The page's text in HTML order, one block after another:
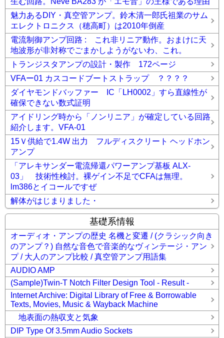
魅力あるDIY・真空管アンプ。鈴木清一郎氏祖業のサム
エレクトロニクス（穂高町）は2010年倒産
電流制御アンプ回路 : これ非リニア動作。おまけに天
地波形が非対称でごまかしようがないわ、これ。
トランジスタアンプの設計・製作 172ページ
VFAー01 カスコードブートストラップ ？？？？
ダイヤモンドバッファー IC「LH0002」すら直線性が
確保できない数式証明
アイドリング時から「ノンリニア」が確定している回路
紹介します。VFA-01
15Ｖ供給で1.4W 出力 フルディスクリート ヘッドホン
アンプ
「アレキサンダー電流帰還パワーアンプ基板 ALX-
03」 技術性検討。裸ゲイン不足でCFAは無理。
lm386とイコールですぜ
解体がはじまりました・
基礎系情報
オーディオ・アンプの歴史 名機と変遷 / (クラシック向き
のアンプ？) 自然な音色で音楽的なヴィンテージ・アン
プ / 大人のアンプ比較 / 真空管アンプ用語集
AUDIO AMP
(Sample)Twin-T Notch Filter Design Tool - Result -
Internet Archive: Digital Library of Free & Borrowable
Texts, Movies, Music & Wayback Machine
地表面の熱収支と気象
DIP Type Of 3.5mm Audio Sockets